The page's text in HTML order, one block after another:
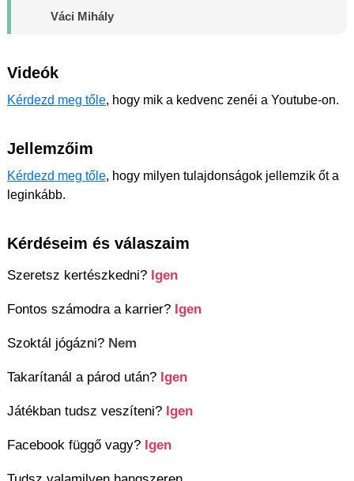
Váci Mihály
Videók
Kérdezd meg tőle, hogy mik a kedvenc zenéi a Youtube-on.
Jellemzőim
Kérdezd meg tőle, hogy milyen tulajdonságok jellemzik őt a
leginkább.
Kérdéseim és válaszaim
Szeretsz kertészkedni? Igen
Fontos számodra a karrier? Igen
Szoktál jógázni? Nem
Takarítanál a párod után? Igen
Játékban tudsz veszíteni? Igen
Facebook függő vagy? Igen